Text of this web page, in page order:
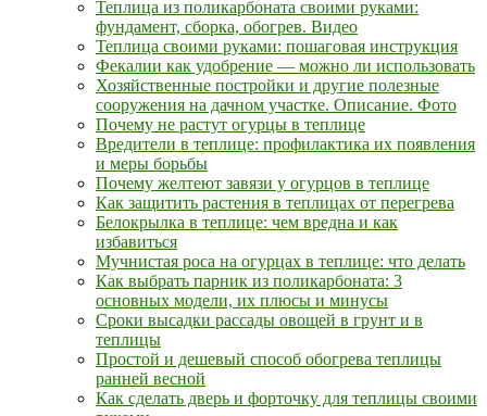
Теплица из поликарбоната своими руками:
фундамент, сборка, обогрев. Видео
Теплица своими руками: пошаговая инструкция
Фекалии как удобрение — можно ли использовать
Хозяйственные постройки и другие полезные
сооружения на дачном участке. Описание. Фото
Почему не растут огурцы в теплице
Вредители в теплице: профилактика их появления
и меры борьбы
Почему желтеют завязи у огурцов в теплице
Как защитить растения в теплицах от перегрева
Белокрылка в теплице: чем вредна и как
избавиться
Мучнистая роса на огурцах в теплице: что делать
Как выбрать парник из поликарбоната: 3
основных модели, их плюсы и минусы
Сроки высадки рассады овощей в грунт и в
теплицы
Простой и дешевый способ обогрева теплицы
ранней весной
Как сделать дверь и форточку для теплицы своими